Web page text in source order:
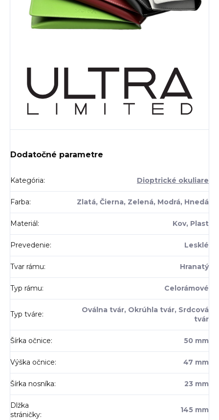
Dodatočné parametre
Kategória: Dioptrické okuliare
Farba: Zlatá, Čierna, Zelená, Modrá, Hnedá
Materiál: Kov, Plast
Prevedenie: Lesklé
Tvar rámu: Hranatý
Typ rámu: Celorámové
Typ tváre:
Oválna tvár, Okrúhla tvár, Srdcová
tvár
Šírka očnice: 50 mm
Výška očnice: 47 mm
Šírka nosníka: 23 mm
Dlžka
stráničky:
145 mm